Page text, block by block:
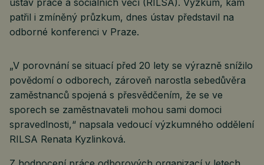
ústav práce a sociálních věcí (RILSA). Výzkum, kam
patřil i zmíněný průzkum, dnes ústav představil na
odborné konferenci v Praze.
„V porovnání se situací před 20 lety se výrazně snížilo
povědomí o odborech, zároveň narostla sebedůvěra
zaměstnanců spojená s přesvědčením, že se ve
sporech se zaměstnavateli mohou sami domoci
spravedlnosti,“ napsala vedoucí výzkumného oddělení
RILSA Renata Kyzlinková.